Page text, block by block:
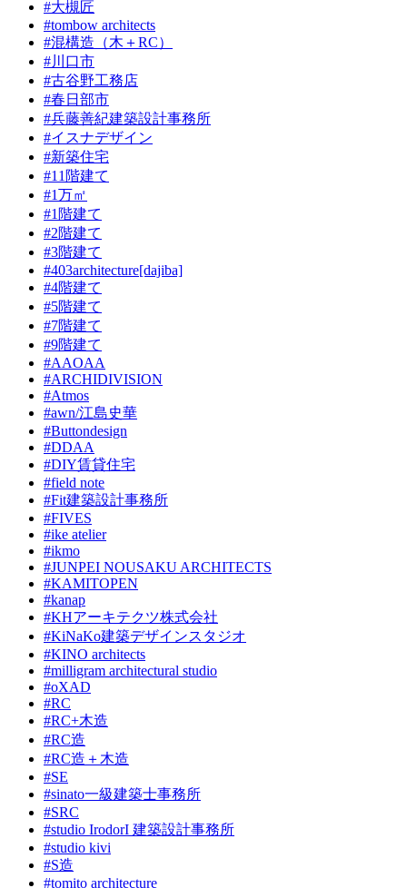
#大槻匠
#tombow architects
#混構造（木＋RC）
#川口市
#古谷野工務店
#春日部市
#兵藤善紀建築設計事務所
#イスナデザイン
#新築住宅
#11階建て
#1万㎡
#1階建て
#2階建て
#3階建て
#403architecture[dajiba]
#4階建て
#5階建て
#7階建て
#9階建て
#AAOAA
#ARCHIDIVISION
#Atmos
#awn/江島史華
#Buttondesign
#DDAA
#DIY賃貸住宅
#field note
#Fit建築設計事務所
#FIVES
#ike atelier
#ikmo
#JUNPEI NOUSAKU ARCHITECTS
#KAMITOPEN
#kanap
#KHアーキテクツ株式会社
#KiNaKo建築デザインスタジオ
#KINO architects
#milligram architectural studio
#oXAD
#RC
#RC+木造
#RC造
#RC造＋木造
#SE
#sinato一級建築士事務所
#SRC
#studio IrodorI 建築設計事務所
#studio kivi
#S造
#tomito architecture